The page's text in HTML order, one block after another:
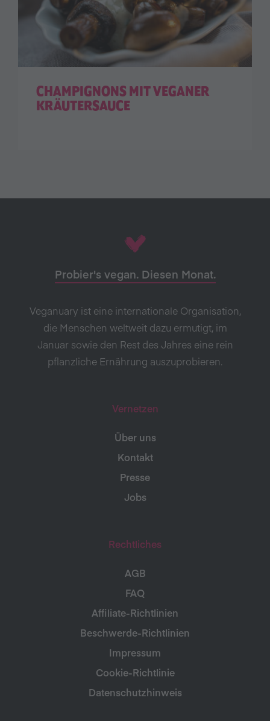
CHAMPIGNONS MIT VEGANER
KRÄUTERSAUCE
Probier's vegan. Diesen Monat.
Veganuary ist eine internationale Organisation,
die Menschen weltweit dazu ermutigt, im
Januar sowie den Rest des Jahres eine rein
pflanzliche Ernährung auszuprobieren.
Vernetzen
Über uns
Kontakt
Presse
Jobs
Rechtliches
AGB
FAQ
Affiliate-Richtlinien
Beschwerde-Richtlinien
Impressum
Cookie-Richtlinie
Datenschutzhinweis